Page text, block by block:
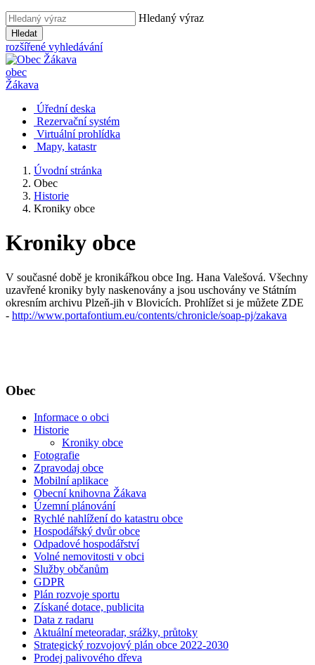
Hledaný výraz
Hledat
rozšířené vyhledávání
obec
Žákava
Úřední deska
Rezervační systém
Virtuální prohlídka
Mapy, katastr
Úvodní stránka
Obec
Historie
Kroniky obce
Kroniky obce
V současné době je kronikářkou obce Ing. Hana Valešová. Všechny
uzavřené kroniky byly naskenovány a jsou uschovány ve Státním
okresním archivu Plzeň-jih v Blovicích. Prohlížet si je můžete ZDE
- http://www.portafontium.eu/contents/chronicle/soap-pj/zakava
Obec
Informace o obci
Historie
Kroniky obce
Fotografie
Zpravodaj obce
Mobilní aplikace
Obecní knihovna Žákava
Územní plánování
Rychlé nahlížení do katastru obce
Hospodářský dvůr obce
Odpadové hospodářství
Volné nemovitosti v obci
Služby občanům
GDPR
Plán rozvoje sportu
Získané dotace, publicita
Data z radaru
Aktuální meteoradar, srážky, průtoky
Strategický rozvojový plán obce 2022-2030
Prodej palivového dřeva